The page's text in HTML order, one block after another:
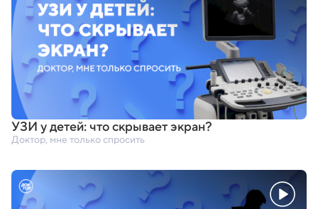
УЗИ у детей: что скрывает экран?
Доктор, мне только спросить